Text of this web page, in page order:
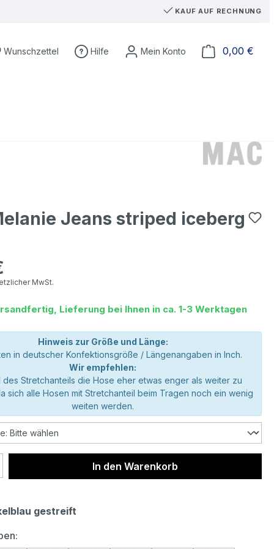
KAUF AUF RECHNUNG
Du hast 0 Produkte auf dem Merkzettel
Wunschzettel Hilfe 0,00 €
Jeans striped iceberg
MwSt.
Lieferung bei Ihnen in ca. 1-3 Werktagen
Hinweis zur Größe und Länge:
in deutscher Konfektionsgröße / Längenangaben in Inch.
Wir empfehlen:
des Stretchanteils die Hose eher etwas enger als weiter zu
sich alle Hosen mit Stretchanteil beim Tragen noch ein wenig
weiten werden.
Anzahl: Gib den gewünschten Wert
In den Warenkorb
gestreift